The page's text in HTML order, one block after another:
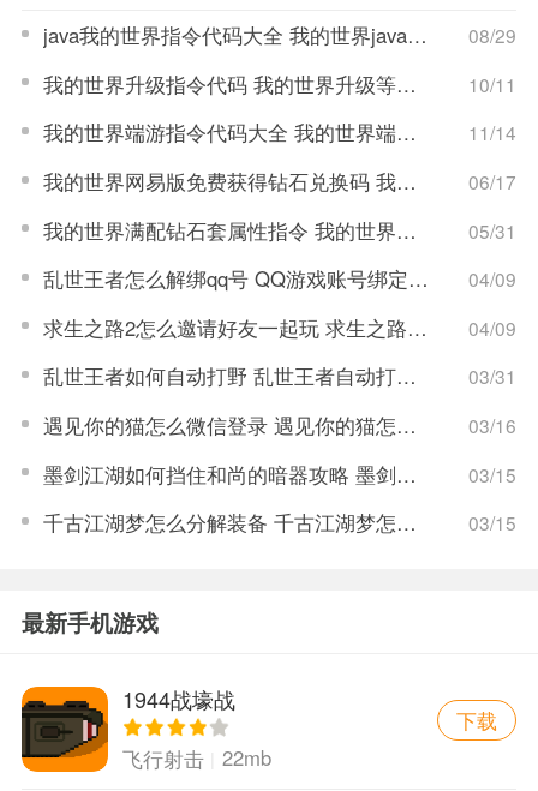
java我的世界指令代码大全 我的世界java指令代码大全 08/29
我的世界升级指令代码 我的世界升级等级指令 10/11
我的世界端游指令代码大全 我的世界端游常用指令代码大全 11/14
我的世界网易版免费获得钻石兑换码 我的世界网易版免费获得钻石兑换码的指令 06/17
我的世界满配钻石套属性指令 我的世界满配钻石套属性是什么 05/31
乱世王者怎么解绑qq号 QQ游戏账号绑定解除流程 04/09
求生之路2怎么邀请好友一起玩 求生之路2游戏联机教程 04/09
乱世王者如何自动打野 乱世王者自动打野开启步骤 03/31
遇见你的猫怎么微信登录 遇见你的猫怎么更改登录账号 03/16
墨剑江湖如何挡住和尚的暗器攻略 墨剑江湖暗器解锁攻略 03/15
千古江湖梦怎么分解装备 千古江湖梦怎么获取拆毁药圃任务 03/15
最新手机游戏
1944战壕战
飞行射击 22mb
下载